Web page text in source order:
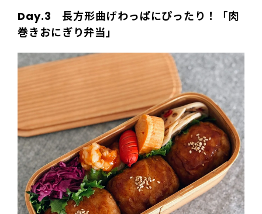
Day.3 長方形曲げわっぱにぴったり！「肉
巻きおにぎり弁当」